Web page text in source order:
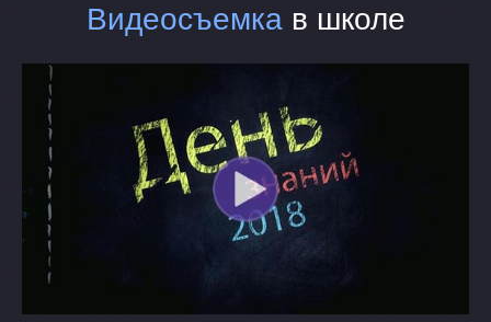
Видеосъемкав школе